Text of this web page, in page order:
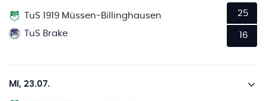
TuS 1919 Müssen-Billinghausen
TuS Brake
25
16
Mi, 23.07.